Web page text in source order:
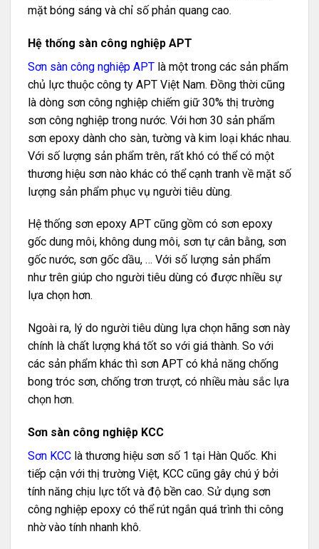
mặt bóng sáng và chỉ số phản quang cao.
Hệ thống sàn công nghiệp APT
Sơn sàn công nghiệp APT là một trong các sản phẩm
chủ lực thuộc công ty APT Việt Nam. Đồng thời cũng
là dòng sơn công nghiệp chiếm giữ 30% thị trường
sơn công nghiệp trong nước. Với hơn 30 sản phẩm
sơn epoxy dành cho sàn, tường và kim loại khác nhau.
Với số lượng sản phẩm trên, rất khó có thể có một
thương hiệu sơn nào khác có thể cạnh tranh về mặt số
lượng sản phẩm phục vụ người tiêu dùng.
Hệ thống sơn epoxy APT cũng gồm có sơn epoxy
gốc dung môi, không dung môi, sơn tự cân bằng, sơn
gốc nước, sơn gốc dầu, … Với số lượng sản phẩm
như trên giúp cho người tiêu dùng có được nhiều sự
lựa chọn hơn.
Ngoài ra, lý do người tiêu dùng lựa chọn hãng sơn này
chính là chất lượng khá tốt so với giá thành. So với
các sản phẩm khác thì sơn APT có khả năng chống
bong tróc sơn, chống trơn trượt, có nhiều màu sắc lựa
chọn hơn.
Sơn sàn công nghiệp KCC
Sơn KCC là thương hiệu sơn số 1 tại Hàn Quốc. Khi
tiếp cận với thị trường Việt, KCC cũng gây chú ý bởi
tính năng chịu lực tốt và độ bền cao. Sử dụng sơn
công nghiệp epoxy có thể rút ngắn quá trình thi công
nhờ vào tính nhanh khô.